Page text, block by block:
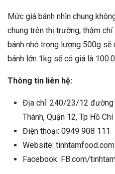
Mức giá bánh nhìn chung
chung trên thị trường, thậm chí
bánh nhỏ trọng lượng 500g
bánh lớn 1kg sẽ có giá là
Thông tin liên hệ:
Địa chỉ: 240/23/12 đường
Thành, Quận 12, Tp Hồ
Điện thoại: 0949 908 111
Website: tinhtamfood.com
Facebook: FB.com/